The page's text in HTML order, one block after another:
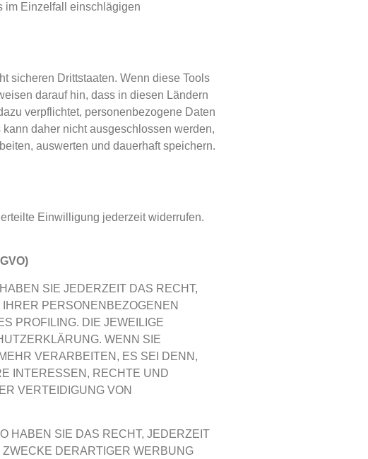
im Einzelfall einschlägigen
sicheren Drittstaaten. Wenn diese Tools
darauf hin, dass in diesen Ländern
verpflichtet, personenbezogene Daten
daher nicht ausgeschlossen werden,
auswerten und dauerhaft speichern.
Einwilligung jederzeit widerrufen.
SIE JEDERZEIT DAS RECHT,
PERSONENBEZOGENEN
PROFILING. DIE JEWEILIGE
WENN SIE
VERARBEITEN, ES SEI DENN,
INTERESSEN, RECHTE UND
VERTEIDIGUNG VON
HABEN SIE DAS RECHT, JEDERZEIT
DERARTIGER WERBUNG